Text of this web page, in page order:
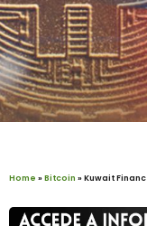
Home »Bitcoin »Kuwait